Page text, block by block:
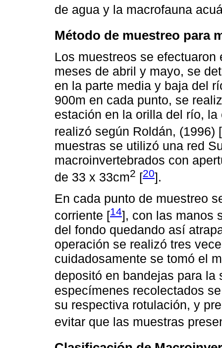
de agua y la macrofauna
Método de muestreo para
Los muestreos se
meses de abril y mayo, se
en la parte media y baja del
900m en cada punto, se
estación en la orilla del río,
realizó según Roldán, (1996) [
muestras se utilizó una red
macroinvertebrados con
de 33 x 33cm2 [20].
En cada punto de muestreo
corriente [14], con las manos
del fondo quedando así
operación se realizó tres
cuidadosamente se tomó el
depositó en bandejas para
especímenes recolectados
su respectiva rotulación, y
evitar que las muestras